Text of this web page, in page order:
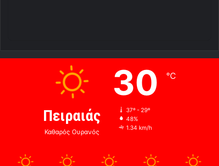
Πειραιάς
Καθαρός Ουρανός
30 ℃
37º - 29º
48%
1.34 km/h